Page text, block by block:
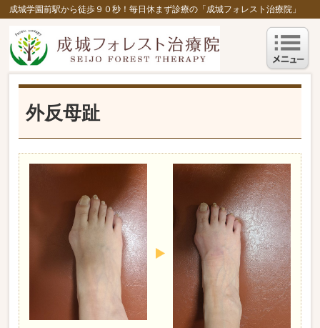
成城学園前駅から徒歩９０秒！毎日休まず診療の「成城フォレスト治療院」
外反母趾